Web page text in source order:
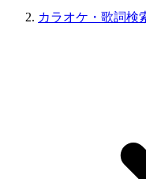
カラオケ・歌詞検